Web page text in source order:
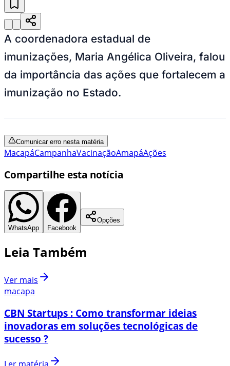
A coordenadora estadual de
imunizações, Maria Angélica Oliveira, falou
da importância das ações que fortalecem a
imunização no Estado.
Comunicar erro nesta matéria
MacapáCampanhaVacinaçãoAmapáAções
Compartilhe esta notícia
WhatsApp Facebook
Opções
Leia Também
Ver mais
macapa
CBN Startups : Como transformar ideias
inovadoras em soluções tecnológicas de
sucesso ?
Ler matéria